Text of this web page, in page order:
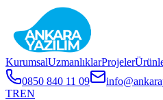
KurumsalUzmanlıklarProjeler
0850 840 11 09
TREN